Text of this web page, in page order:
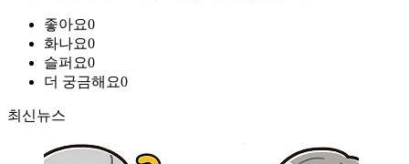
좋아요0
화나요0
슬퍼요0
더 궁금해요0
최신뉴스